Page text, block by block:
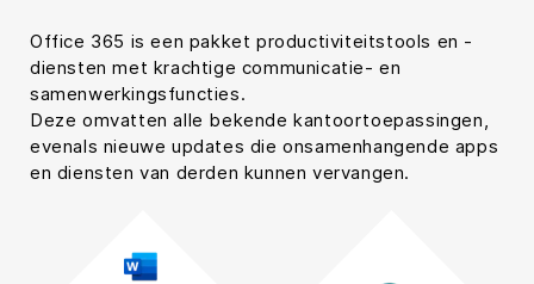
Office 365 is een pakket productiviteitstools en -
diensten met krachtige communicatie- en
samenwerkingsfuncties.
Deze omvatten alle bekende kantoortoepassingen,
evenals nieuwe updates die onsamenhangende apps
en diensten van derden kunnen vervangen.